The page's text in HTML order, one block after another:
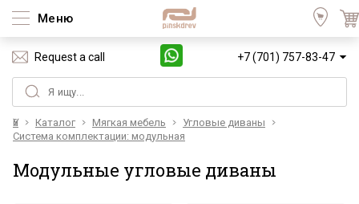
Меню
Request a call +7 (701) 757-83-47
Үй Каталог Мягкая мебель
Угловые диваны
Система комплектации: модульная
Модульные угловые диваны